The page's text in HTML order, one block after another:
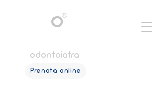
O
odontoiatra
Prenota online
®